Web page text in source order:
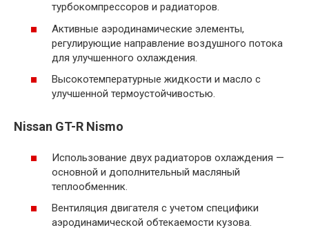
турбокомпрессоров и радиаторов.
Активные аэродинамические элементы,
регулирующие направление воздушного потока
для улучшенного охлаждения.
Высокотемпературные жидкости и масло с
улучшенной термоустойчивостью.
Nissan GT-R Nismo
Использование двух радиаторов охлаждения —
основной и дополнительный масляный
теплообменник.
Вентиляция двигателя с учетом специфики
аэродинамической обтекаемости кузова.